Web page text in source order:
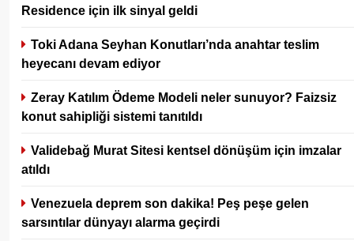
Residence için ilk sinyal geldi
Toki Adana Seyhan Konutları’nda anahtar teslim
heyecanı devam ediyor
Zeray Katılım Ödeme Modeli neler sunuyor? Faizsiz
konut sahipliği sistemi tanıtıldı
Validebağ Murat Sitesi kentsel dönüşüm için imzalar
atıldı
Venezuela deprem son dakika! Peş peşe gelen
sarsıntılar dünyayı alarma geçirdi